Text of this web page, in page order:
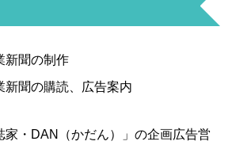
新聞の制作
新聞の購読、広告案内
家・DAN（かだん）」の企画広告営